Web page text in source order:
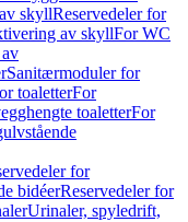
skyllReservedeler for
av skyllFor WC
Sanitærmoduler for
toaletterFor
toaletterFor
for
bidéerReservedeler for
Urinaler, spyledrift,